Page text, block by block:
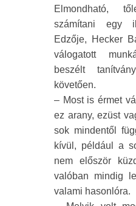
Elmondható,
számítani egy
Edzője, Hecker
válogatott
beszélt
követően.
– Most is érmet
ez arany, ezüst
sok mindentől
kívül, például a
nem először
valóban mindig
valami hasonlóra.